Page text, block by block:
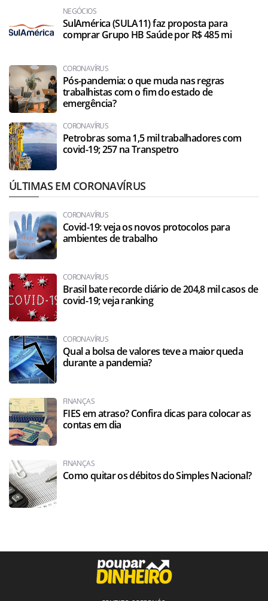
NEGÓCIOS
SulAmérica (SULA11) faz proposta para
comprar Grupo HB Saúde por R$ 485 mi
CORONAVÍRUS
Pós-pandemia: o que muda nas regras
trabalhistas com o fim do estado de
emergência?
CORONAVÍRUS
Petrobras soma 1,5 mil trabalhadores com
covid-19; 257 na Transpetro
ÚLTIMAS EM CORONAVÍRUS
CORONAVÍRUS
Covid-19: veja os novos protocolos para
ambientes de trabalho
CORONAVÍRUS
Brasil bate recorde diário de 204,8 mil casos de
covid-19; veja ranking
CORONAVÍRUS
Qual a bolsa de valores teve a maior queda
durante a pandemia?
FINANÇAS
FIES em atraso? Confira dicas para colocar as
contas em dia
FINANÇAS
Como quitar os débitos do Simples Nacional?